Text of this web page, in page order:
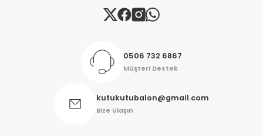
Gönder
0506 732 6867
Müşteri Destek
kutukutubalon@gmail.com
Bize Ulaşın